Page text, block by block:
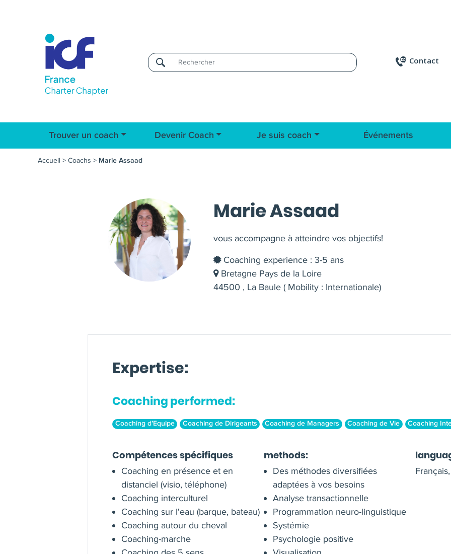
Username Contact
Trouver un coach Devenir Coach Je suis coach Événements
Accueil > Coachs > Marie Assaad
Marie Assaad
vous accompagne à atteindre vos objectifs!
Coaching experience : 3-5 ans
Bretagne Pays de la Loire
44500 , La Baule ( Mobility : Internationale)
Expertise:
Coaching performed:
Coaching d’Equipe Coaching de Dirigeants Coaching de Managers Coaching de Vie Coaching
Compétences spécifiques
Coaching en présence et en
distanciel (visio, téléphone)
Coaching interculturel
Coaching sur l'eau (barque, bateau)
Coaching autour du cheval
Coaching-marche
methods:
Des méthodes diversifiées
adaptées à vos besoins
Analyse transactionnelle
Programmation neuro-linguistique
Systémie
Psychologie positive